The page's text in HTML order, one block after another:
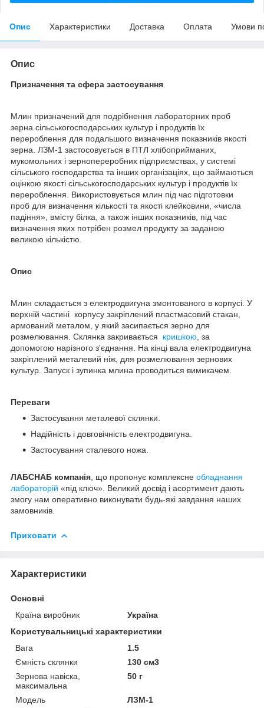
Опис Характеристики Доставка Оплата Умови
Опис
Призначення та сфера застосування
Млин призначений для подрібнення лабораторних проб
зерна сільськогосподарських культур і продуктів їх
перероблення для подальшого визначення показників якості
зерна. ЛЗМ-1 застосовується в ПТЛ хлібоприйманих,
мукомольних і зернопереробних підприємствах, у системі
сільського господарства та інших організаціях, що займаються
оцінкою якості сільськогосподарських культур і продуктів їх
перероблення. Використовується млин під час підготовки
проб для визначення кількості та якості клейковини, «числа
падіння», вмісту білка, а також інших показників, під час
визначення яких потрібен розмел продукту за заданою
великою кількістю.
Опис
Млин складається з електродвигуна змонтованого в корпусі. У
верхній частині корпусу закріплений пластмасовий стакан,
армований металом, у який засипається зерно для
розмелювання. Склянка закривається кришкою , за
допомогою нарізного з'єднання. На кінці вала електродвигуна
закріплений металевий ніж, для розмелювання зернових
культур. Запуск і зупинка млина проводиться вимикачем.
Переваги
Застосування металевої склянки.
Надійність і довговічність електродвигуна.
Застосування сталевого ножа.
ЛАБСНАБ компанія , що пропонує комплексне обладнання
лабораторій «під ключ». Великий досвід і асортимент дають
змогу нам оперативно виконувати будь-які завдання наших
замовників.
Приховати
Характеристики
Основні
Країна виробник
Україна
Користувальницькі характеристики
Вага
1.5
Ємність склянки
130 см3
Зернова навіска,
максимальна
50 г
Мoдель
ЛЗМ-1